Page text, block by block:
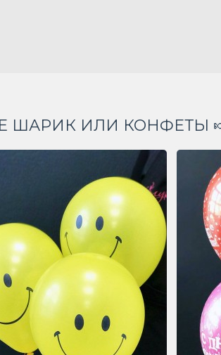
ШАРИК ИЛИ КОНФЕТЫ